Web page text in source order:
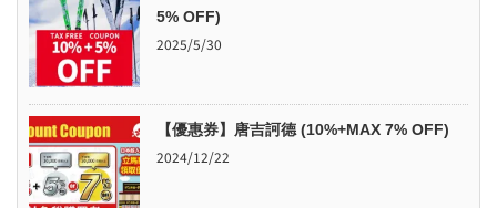
5% OFF)
2025/5/30
【優惠券】唐吉訶德 (10%+MAX 7% OFF)
2024/12/22